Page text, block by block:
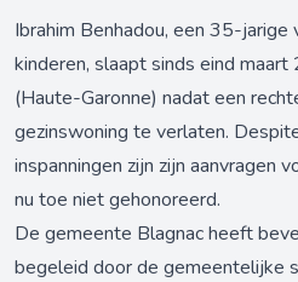
Ibrahim Benhadou, een 35-jarige
kinderen, slaapt sinds eind
(Haute-Garonne) nadat een
gezinswoning te verlaten.
inspanningen zijn zijn aanvragen
nu toe niet gehonoreerd.
De gemeente Blagnac heeft
begeleid door de gemeentelijke